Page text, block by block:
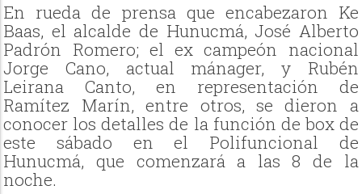
En rueda de prensa que encabezaron Ke
Baas, el alcalde de Hunucmá, José Alberto
Padrón Romero; el ex campeón nacional
Jorge Cano, actual mánager, y Rubén
Leirana Canto, en representación de
Ramítez Marín, entre otros, se dieron a
conocer los detalles de la función de box de
este sábado en el Polifuncional de
Hunucmá, que comenzará a las 8 de la
noche.